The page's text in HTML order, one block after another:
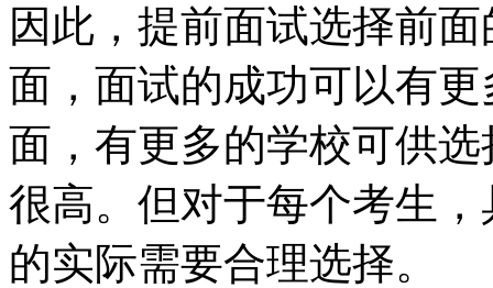
因此，提前面试选择前
面，面试的成功可以有
面，有更多的学校可供
很高。但对于每个考生
的实际需要合理选择。